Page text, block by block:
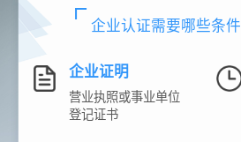
企业认证需要哪些条件
企业证明
营业执照或事业单位
登记证书